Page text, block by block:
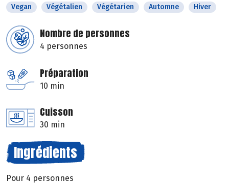
Vegan
Végétalien Végétarien Automne Hiver
Nombre de personnes
4 personnes
Préparation
10 min
Cuisson
30 min
Ingrédients
Pour 4 personnes